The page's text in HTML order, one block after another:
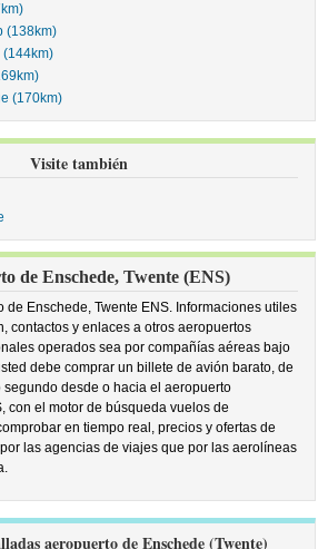
(138km)
(144km)
(170km)
Visite también
de Enschede, Twente (ENS)
de Enschede, Twente ENS. Informaciones utiles
contactos y enlaces a otros aeropuertos
operados sea por compañías aéreas bajo
debe comprar un billete de avión barato, de
desde o hacia el aeropuerto
con el motor de búsqueda vuelos de
en tiempo real, precios y ofertas de
las agencias de viajes que por las aerolíneas
aeropuerto de Enschede (Twente)